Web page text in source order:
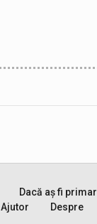
Dacă aș fi primar
Ajutor Despre